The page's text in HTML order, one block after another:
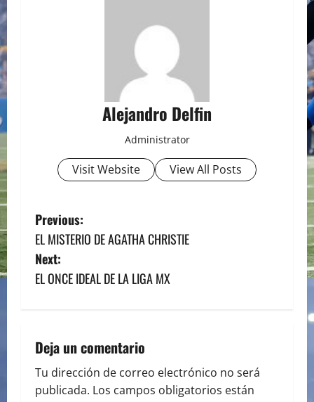
Alejandro Delfin
Administrator
Visit Website View All Posts
P
o
s
n
a
Previous:
EL MISTERIO DE AGATHA CHRISTIE
Next:
EL ONCE IDEAL DE LA LIGA MX
Deja un comentario
Tu dirección de correo electrónico no será
publicada. Los campos obligatorios están